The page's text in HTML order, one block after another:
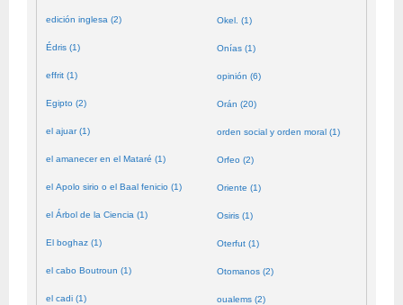
edición inglesa (2)
Édris (1)
effrit (1)
Egipto (2)
el ajuar (1)
el amanecer en el Mataré (1)
el Apolo sirio o el Baal fenicio (1)
el Árbol de la Ciencia (1)
El boghaz (1)
el cabo Boutroun (1)
el cadi (1)
Okel. (1)
Onías (1)
opinión (6)
Orán (20)
orden social y orden moral (1)
Orfeo (2)
Oriente (1)
Osiris (1)
Oterfut (1)
Otomanos (2)
oualems (2)